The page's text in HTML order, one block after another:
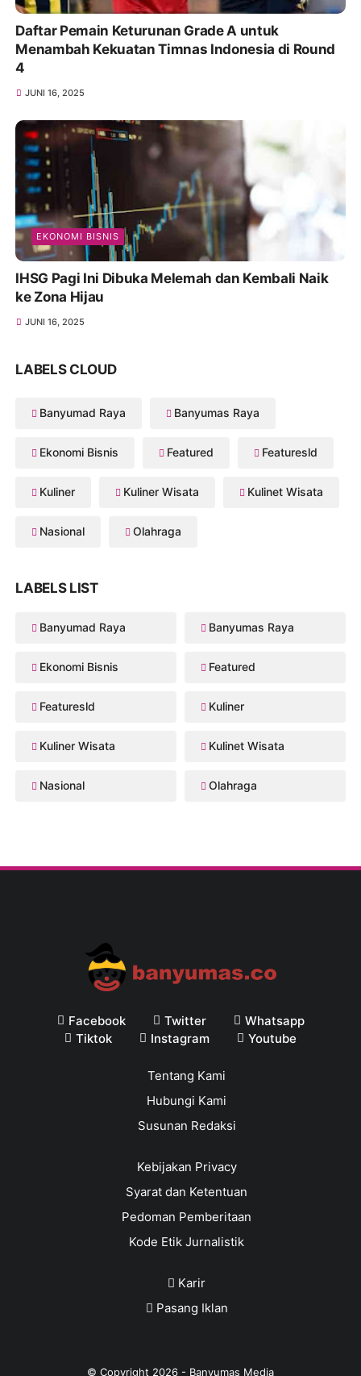
Daftar Pemain Keturunan Grade A untuk
Menambah Kekuatan Timnas Indonesia di Round
4
JUNI 16, 2025
EKONOMI BISNIS
IHSG Pagi Ini Dibuka Melemah dan Kembali Naik
ke Zona Hijau
JUNI 16, 2025
LABELS CLOUD
Banyumad Raya Banyumas Raya
Ekonomi Bisnis Featured Featuresld
Kuliner Kuliner Wisata Kulinet Wisata
Nasional Olahraga
LABELS LIST
Banyumad Raya Banyumas Raya
Ekonomi Bisnis Featured
Featuresld Kuliner
Kuliner Wisata Kulinet Wisata
Nasional Olahraga
Facebook Twitter
Whatsapp
Tiktok
Instagram Youtube
Tentang Kami
Hubungi Kami
Susunan Redaksi
Kebijakan Privacy
Syarat dan Ketentuan
Pedoman Pemberitaan
Kode Etik Jurnalistik
Karir
Pasang Iklan
© Copyright 2026 - Banyumas Media